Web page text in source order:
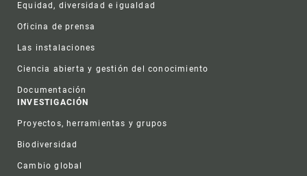
Equidad, diversidad e igualdad
Oficina de prensa
Las instalaciones
Ciencia abierta y gestión del conocimiento
Documentación
INVESTIGACIÓN
Proyectos, herramientas y grupos
Biodiversidad
Cambio global